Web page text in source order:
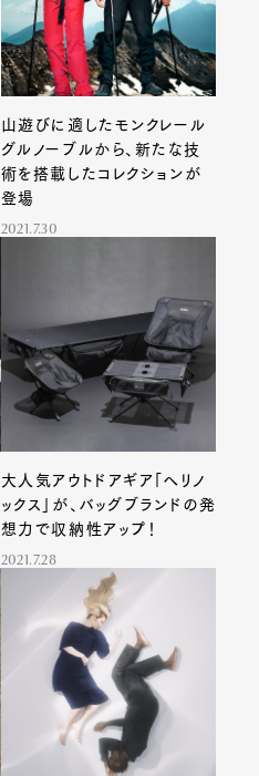
山遊びに適したモンクレール
グルノーブルから、新たな技
術を搭載したコレクションが
登場
2021.7.30
大人気アウトドアギア「ヘリノ
ックス」が、バッグブランドの発
想力で収納性アップ！
2021.7.28